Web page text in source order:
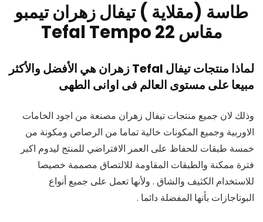
طاسة (مقلاية ) تيفال زهران تيمبو
مقاس 22 Tefal Tempo
لماذا منتجات تيفال Tefalزهران هي الأفضل والأكثر
مبيعا على مستوى العالم فى اوانى الطهى
وذلك لان جميع منتجات تيفال زهران مصنعة من اجود الخامات
الاوربية وجميع المكونات خالية تماما من الرصاص ومكونة من
خمسة طبقات للحفاظ على العمر الافتراضي للمنتج ليدوم اكبر
فترة ممكنة والطبقات المقاومة للالتصاق مصممة خصيصا
للاستخدام الكثيف والشاق . ولأنها تعمل على جميع أنواع
البوتاجازات بأنها المفضلة دائما .